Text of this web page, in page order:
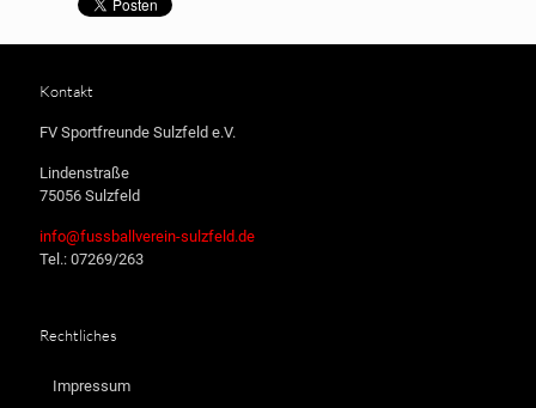
Kontakt
FV Sportfreunde Sulzfeld e.V.
Lindenstraße
75056 Sulzfeld
info@fussballverein-sulzfeld.de
Tel.: 07269/263
Rechtliches
Impressum